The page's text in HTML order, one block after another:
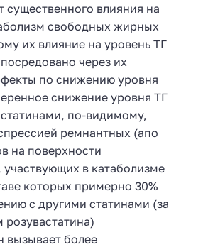
существенного влияния на
свободных жирных
их влияние на уровень ТГ
через их
по снижению уровня
снижение уровня ТГ
по-видимому,
ремнантных (апо
на поверхности
участвующих в катаболизме
которых примерно 30%
с другими статинами (за
вызывает более